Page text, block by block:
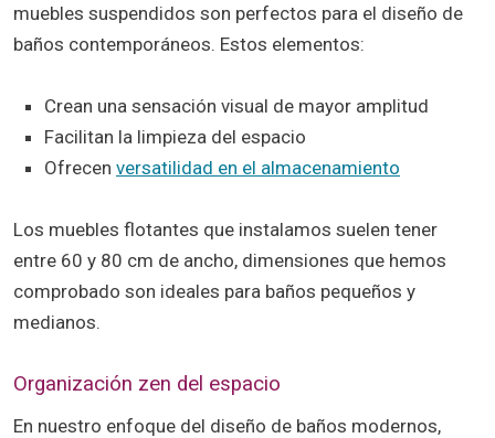
muebles suspendidos son perfectos para el diseño de
baños contemporáneos. Estos elementos:
Crean una sensación visual de mayor amplitud
Facilitan la limpieza del espacio
Ofrecen versatilidad en el almacenamiento
Los muebles flotantes que instalamos suelen tener
entre 60 y 80 cm de ancho, dimensiones que hemos
comprobado son ideales para baños pequeños y
medianos.
Organización zen del espacio
En nuestro enfoque del diseño de baños modernos,